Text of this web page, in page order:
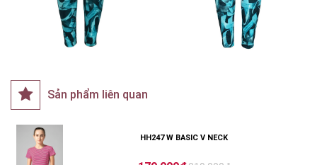
Sản phẩm liên quan
HH247 W BASIC V NECK